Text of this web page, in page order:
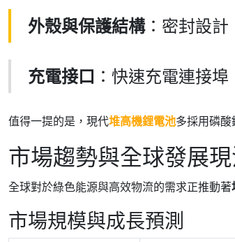
外殼與保護結構：密封設計
充電接口 ：快速充電連接
值得一提的是，現代堆高機鋰電池多採用磷
市場趨勢與全球發展
全球對於綠色能源與高效物流的需求正推動著
市場規模與成長預測